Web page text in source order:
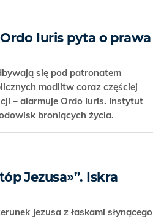
Iuris pyta o prawa
się pod patronatem
modlitw coraz częściej
– alarmuje Ordo Iuris. Instytut
broniących życia.
Jezusa»”. Iskra
Jezusa z łaskami słynącego